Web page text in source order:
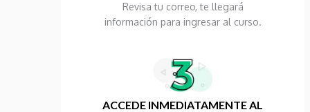
Revisa tu correo, te llegará
información para ingresar al curso.
ACCEDE INMEDIATAMENTE AL